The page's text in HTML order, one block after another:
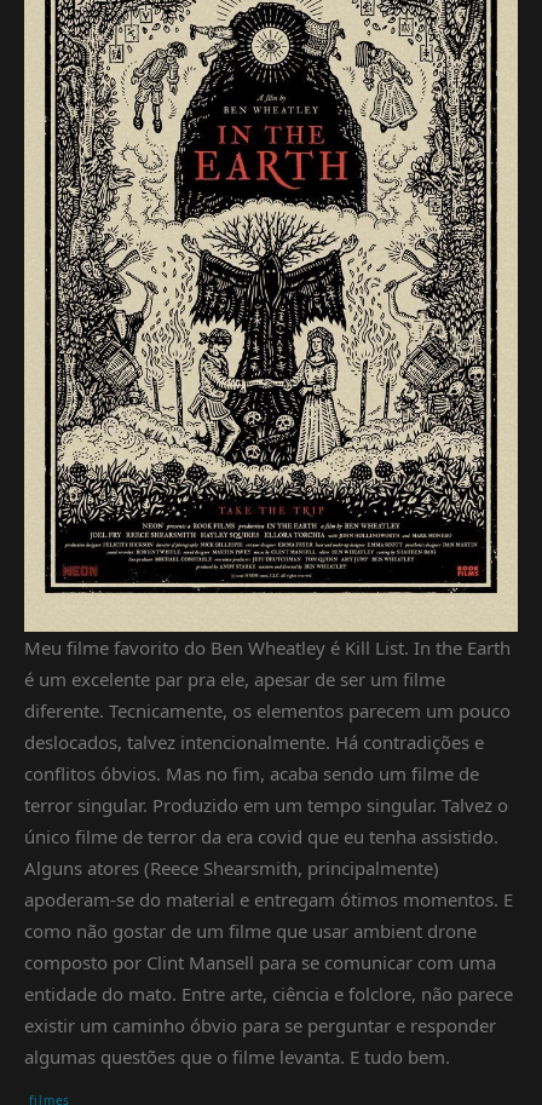
Meu filme favorito do Ben Wheatley é Kill List. In the Earth
é um excelente par pra ele, apesar de ser um filme
diferente. Tecnicamente, os elementos parecem um pouco
deslocados, talvez intencionalmente. Há contradições e
conflitos óbvios. Mas no fim, acaba sendo um filme de
terror singular. Produzido em um tempo singular. Talvez o
único filme de terror da era covid que eu tenha assistido.
Alguns atores (Reece Shearsmith, principalmente)
apoderam-se do material e entregam ótimos momentos. E
como não gostar de um filme que usar ambient drone
composto por Clint Mansell para se comunicar com uma
entidade do mato. Entre arte, ciência e folclore, não parece
existir um caminho óbvio para se perguntar e responder
algumas questões que o filme levanta. E tudo bem.
filmes